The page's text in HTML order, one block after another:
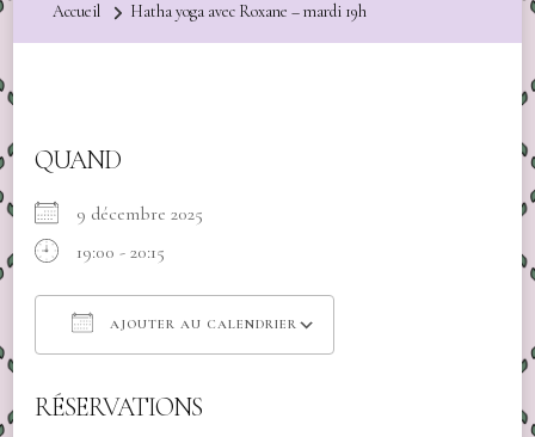
Accueil Hatha yoga avec Roxane – mardi 19h
QUAND
9 décembre 2025
19:00 - 20:15
AJOUTER AU CALENDRIER
RÉSERVATIONS